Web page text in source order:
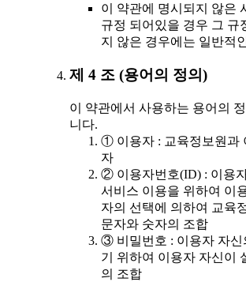
이 약관에 명시되지 않은
규정 되어있을 경우 그 규
지 않은 경우에는 일반적
제 4 조 (용어의 정의)
이 약관에서 사용하는 용어의
니다.
① 이용자 : 교육정보원과
자
② 이용자번호(ID) : 이용
서비스 이용을 위하여 이
자의 선택에 의하여 교육
문자와 숫자의 조합
③ 비밀번호 : 이용자 자신
기 위하여 이용자 자신이
의 조합